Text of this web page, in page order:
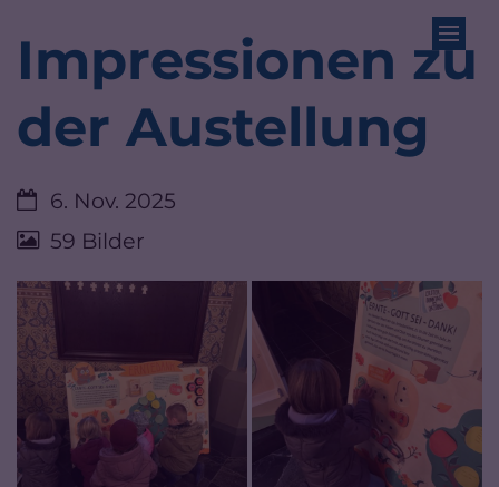
Zum Inhalt springen
Impressionen zu
der Austellung
Datum:
6. Nov. 2025
59 Bilder